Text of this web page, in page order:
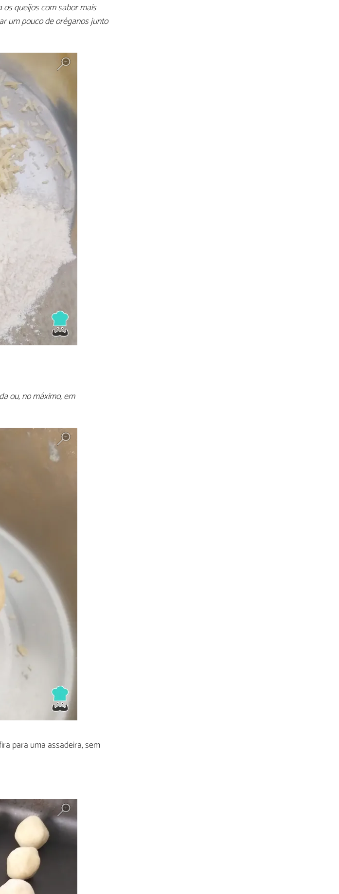
queijos com sabor mais
um pouco de oréganos junto
ou, no máximo, em
para uma assadeira, sem